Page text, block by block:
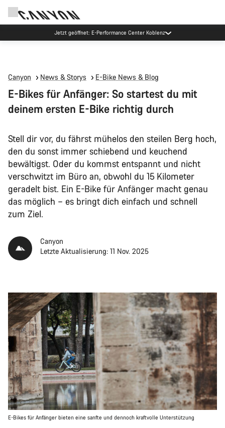
Jetzt geöffnet: E-Performance Center Koblenz
Canyon News & Storys E-Bike News & Blog
E-Bikes für Anfänger: So startest du mit
deinem ersten E-Bike richtig durch
Stell dir vor, du fährst mühelos den steilen Berg hoch,
den du sonst immer schiebend und keuchend
bewältigst. Oder du kommst entspannt und nicht
verschwitzt im Büro an, obwohl du 15 Kilometer
geradelt bist. Ein E-Bike für Anfänger macht genau
das möglich – es bringt dich einfach und schnell
zum Ziel.
Canyon
Letzte Aktualisierung: 11 Nov. 2025
E-Bikes für Anfänger bieten eine sanfte und dennoch kraftvolle Unterstützung